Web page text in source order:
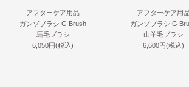
アフターケア用品
ガンゾブラシ G Brush
馬毛ブラシ
6,050円(税込)
アフターケア用
ガンゾブラシ G
山羊毛ブラシ
6,600円(税込)